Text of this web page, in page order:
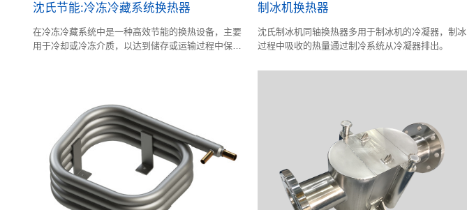
沈氏节能:冷冻冷藏系统换热器
在冷冻冷藏系统中是一种高效节能的换热设备，主要
用于冷却或冷冻介质，以达到储存或运输过程中保持
制冰机换热器
沈氏制冰机同轴换热器多用于制冰机的冷凝器，制冰
过程中吸收的热量通过制冷系统从冷凝器排出。